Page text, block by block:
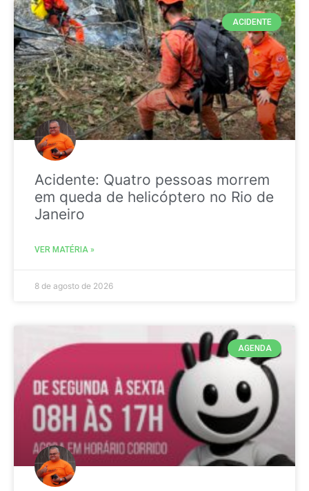
ACIDENTE
Acidente: Quatro pessoas morrem
em queda de helicóptero no Rio de
Janeiro
VER MATÉRIA »
8 de agosto de 2026
AGENDA